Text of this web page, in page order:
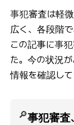
事犯審査は軽
広く、各段階
この記事に事犯
た。今の状況
情報を確認して
🔎事犯審査